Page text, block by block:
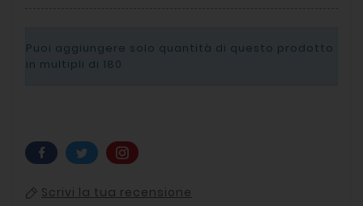
Puoi aggiungere solo quantità di questo prodotto
in multipli di 180
Scrivi la tua recensione